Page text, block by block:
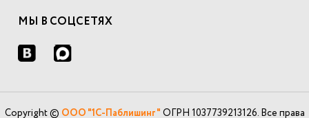
МЫ В СОЦСЕТЯХ
Copyright © ООО "1С-Паблишинг" ОГРН 1037739213126. Все права